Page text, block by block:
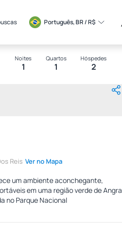
Português, BR / R$
Noites
1
Quartos
1
Hóspedes
2
Reis Ver no Mapa
um ambiente aconchegante,
em uma região verde de Angra
no Parque Nacional